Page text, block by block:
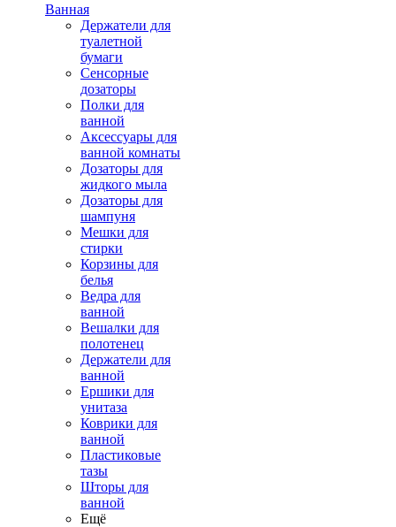
Ванная
Держатели для
туалетной
бумаги
Сенсорные
дозаторы
Полки для
ванной
Аксессуары для
ванной комнаты
Дозаторы для
жидкого мыла
Дозаторы для
шампуня
Мешки для
стирки
Корзины для
белья
Ведра для
ванной
Вешалки для
полотенец
Держатели для
ванной
Ершики для
унитаза
Коврики для
ванной
Пластиковые
тазы
Шторы для
ванной
Ещё